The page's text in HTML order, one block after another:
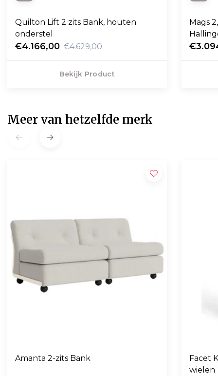
Quilton Lift 2 zits Bank, houten
onderstel
€4.166,00 €4.629,00
Bekijk Product
Mags
Meer van hetzelfde merk
Amanta 2-zits Bank
Facet
wielen